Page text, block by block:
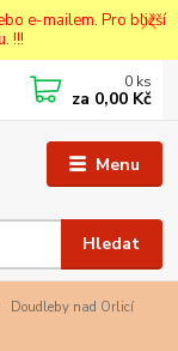
e-mailem. Pro bližší
!!!
Menu
Hledat
0 ks
za 0,00 Kč
Doudleby nad Orlicí